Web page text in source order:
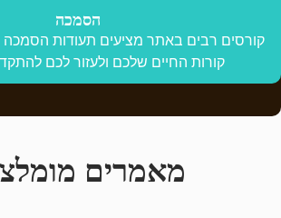
הסמכה
קורסים רבים באתר מציעים תעודות
קורות החיים שלכם ולעזור לכם
מאמרים